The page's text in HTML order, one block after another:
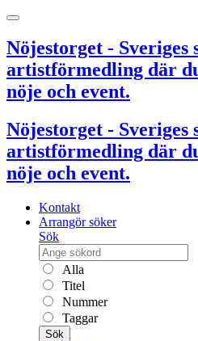
Nöjestorget - Sveriges
artistförmedling där
nöje och event.
Nöjestorget - Sveriges
artistförmedling där
nöje och event.
Kontakt
Arrangör söker
Sök
Alla
Titel
Nummer
Taggar
Sök